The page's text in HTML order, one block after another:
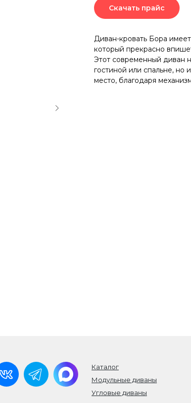
Скачать прайс
Диван-кровать Бора
который прекрасно
Этот современный диван
гостиной или спальне, но
место, благодаря
Угловые диваны
Модульные диваны
Каталог